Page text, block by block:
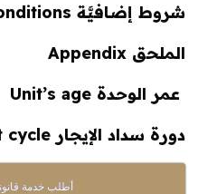
شروط إضافيَّة Additional Conditions
الملحق Appendix
عمر الوحدة Unit’s age
دورة سداد الإيجار Rent payment cycle
أطلب خدمة